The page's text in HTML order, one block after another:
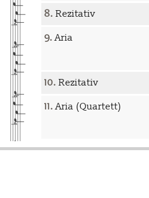
8. Rezitativ
9.Aria
10. Rezitativ
11.Aria (Quartett)